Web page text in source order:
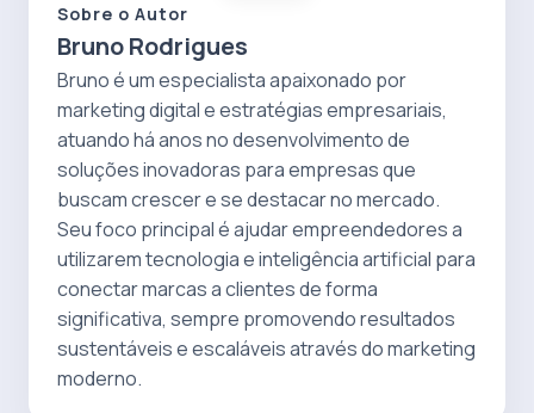
Sobre o Autor
Bruno Rodrigues
Bruno é um especialista apaixonado por
marketing digital e estratégias empresariais,
atuando há anos no desenvolvimento de
soluções inovadoras para empresas que
buscam crescer e se destacar no mercado.
Seu foco principal é ajudar empreendedores a
utilizarem tecnologia e inteligência artificial para
conectar marcas a clientes de forma
significativa, sempre promovendo resultados
sustentáveis e escaláveis através do marketing
moderno.